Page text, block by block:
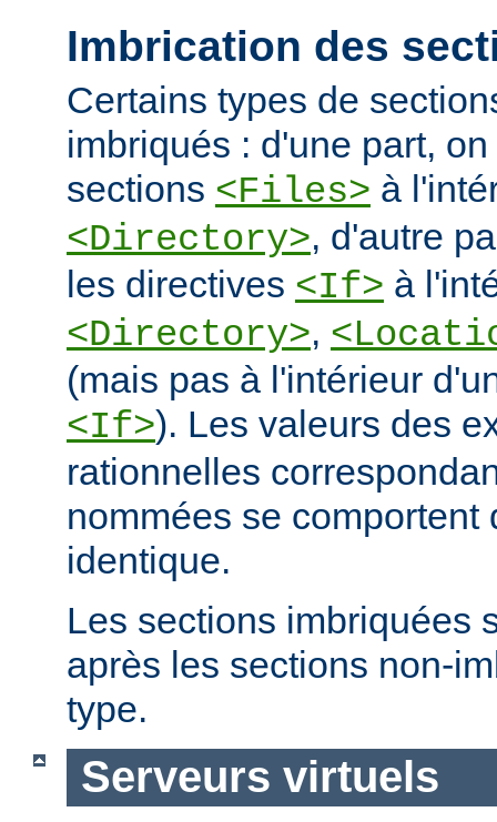
Imbrication des
Certains types de
imbriqués : d'une part,
sections <Files> à
<Directory>, d'autre
les directives <If> à
<Directory>,
(mais pas à l'intérieur
<If>). Les valeurs des
rationnelles
nommées se comportent
identique.
Les sections imbriquées
après les sections non-
type.
Serveurs virtuels